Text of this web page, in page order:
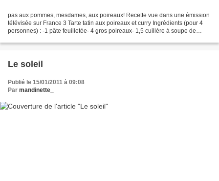
pas aux pommes, mesdames, aux poireaux! Recette vue dans une émission
télévisée sur France 3 Tarte tatin aux poireaux et curry Ingrédients (pour 4
personnes) : -1 pâte feuilletée- 4 gros poireaux- 1,5 cuillère à soupe de
Le soleil
Publié le 15/01/2011 à 09:08
Par mandinette_